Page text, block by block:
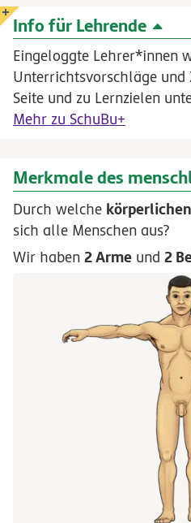
Info für Lehrende
Eingeloggte Lehrer*innen
Unterrichtsvorschläge
Seite und zu Lernzielen
Mehr zu SchuBu+
Merkmale des
Durch welche
sich alle Menschen aus?
Wir haben 2 Arme und 2